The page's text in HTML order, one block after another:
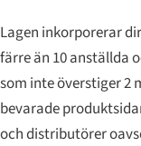
Lagen inkorporerar
färre än 10 anställda
som inte överstiger 2
bevarade
och distributörer